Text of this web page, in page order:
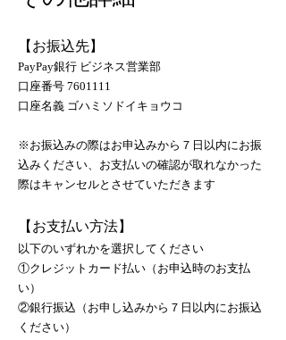
【お振込先】
PayPay銀行 ビジネス営業部
口座番号 7601111
口座名義 ゴハミソドイキョウコ​
※お振込みの際はお申込みから７日以内にお振
込みください、お支払いの確認が取れなかった
際はキャンセルとさせていただきます
【お支払い方法】
以下のいずれかを選択してください
①クレジットカード払い（お申込時のお支払
い）
②銀行振込（お申し込みから７日以内にお振込
ください）